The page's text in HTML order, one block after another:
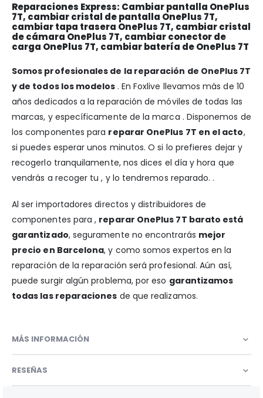
Reparaciones Express: Cambiar pantalla OnePlus
7T, cambiar cristal de pantalla OnePlus 7T,
cambiar tapa trasera OnePlus 7T, cambiar cristal
de cámara OnePlus 7T, cambiar conector de
carga OnePlus 7T, cambiar batería de OnePlus 7T
Somos profesionales de la reparación de OnePlus 7T
y de todos los modelos . En Foxlive llevamos más de 10
años dedicados a la reparación de móviles de todas las
marcas, y específicamente de la marca . Disponemos de
los componentes para reparar OnePlus 7T en el acto,
si puedes esperar unos minutos. O si lo prefieres dejar y
recogerlo tranquilamente, nos dices el día y hora que
vendrás a recoger tu , y lo tendremos reparado. .
Al ser importadores directos y distribuidores de
componentes para , reparar OnePlus 7T barato está
garantizado, seguramente no encontrarás mejor
precio en Barcelona, y como somos expertos en la
reparación de la reparación será profesional. Aún así,
puede surgir algún problema, por eso garantizamos
todas las reparaciones de que realizamos.
MÁS INFORMACIÓN
RESEÑAS